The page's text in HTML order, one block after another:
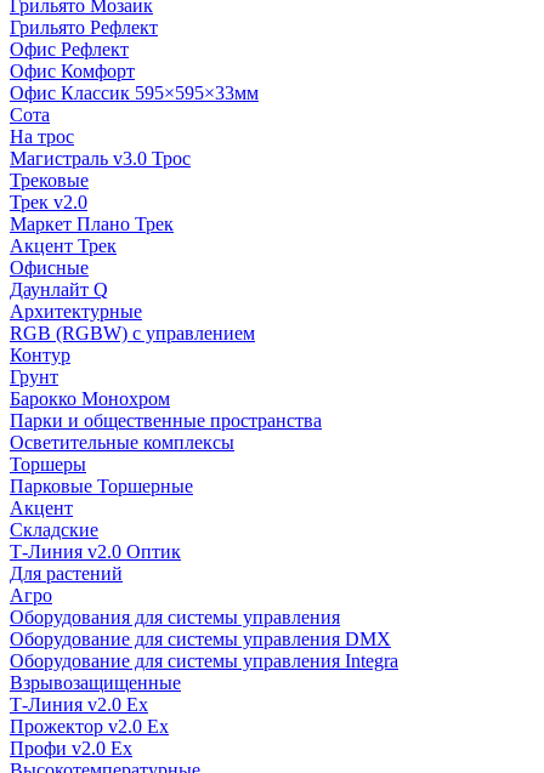
Грильято Мозаик
Грильято Рефлект
Офис Рефлект
Офис Комфорт
Офис Классик 595×595×33мм
Сота
На трос
Магистраль v3.0 Трос
Трековые
Трек v2.0
Маркет Плано Трек
Акцент Трек
Офисные
Даунлайт Q
Архитектурные
RGB (RGBW) с управлением
Контур
Грунт
Барокко Монохром
Парки и общественные пространства
Осветительные комплексы
Торшеры
Парковые Торшерные
Акцент
Складские
Т-Линия v2.0 Оптик
Для растений
Агро
Оборудования для системы управления
Оборудование для системы управления DMX
Оборудование для системы управления Integra
Взрывозащищенные
Т-Линия v2.0 Ex
Прожектор v2.0 Ex
Профи v2.0 Ex